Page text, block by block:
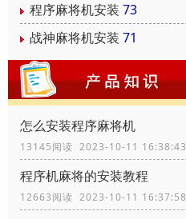
程序麻将机安装 73
战神麻将机安装 71
怎么安装程序麻将机
13145阅读 2023-10-11 16:38:43
程序机麻将的安装教程
12663阅读 2023-10-11 16:37:58